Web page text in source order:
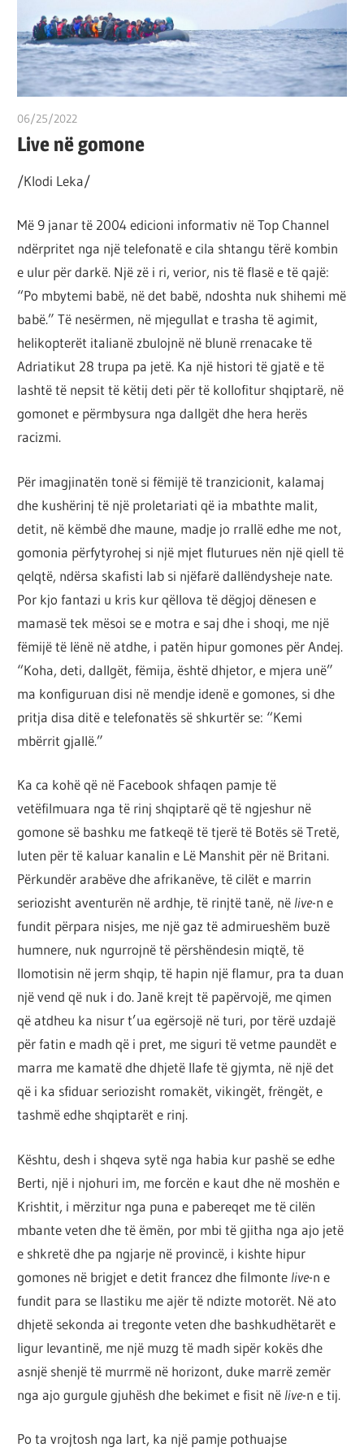
çështja
është
që
shndërrosh
atë.
06/25/2022
Live në gomone
/Klodi Leka/
Më 9 janar të 2004 edicioni informativ në Top Channel
ndërpritet nga një telefonatë e cila shtangu tërë kombin
e ulur për darkë. Një zë i ri, verior, nis të flasë e të qajë:
“Po mbytemi babë, në det babë, ndoshta nuk shihemi më
babë.” Të nesërmen, në mjegullat e trasha të agimit,
helikopterët italianë zbulojnë në blunë rrenacake të
Adriatikut 28 trupa pa jetë. Ka një histori të gjatë e të
lashtë të nepsit të këtij deti për të kollofitur shqiptarë, në
gomonet e përmbysura nga dallgët dhe hera herës
racizmi.
Për imagjinatën tonë si fëmijë të tranzicionit, kalamaj
dhe kushërinj të një proletariati që ia mbathte malit,
detit, në këmbë dhe maune, madje jo rrallë edhe me not,
gomonia përfytyrohej si një mjet fluturues nën një qiell të
qelqtë, ndërsa skafisti lab si njëfarë dallëndysheje nate.
Por kjo fantazi u kris kur qëllova të dëgjoj dënesen e
mamasë tek mësoi se e motra e saj dhe i shoqi, me një
fëmijë të lënë në atdhe, i patën hipur gomones për Andej.
“Koha, deti, dallgët, fëmija, është dhjetor, e mjera unë”
ma konfiguruan disi në mendje idenë e gomones, si dhe
pritja disa ditë e telefonatës së shkurtër se: “Kemi
mbërrit gjallë.”
Ka ca kohë që në Facebook shfaqen pamje të
vetëfilmuara nga të rinj shqiptarë që të ngjeshur në
gomone së bashku me fatkeqë të tjerë të Botës së Tretë,
luten për të kaluar kanalin e Lë Manshit për në Britani.
Përkundër arabëve dhe afrikanëve, të cilët e marrin
seriozisht aventurën në ardhje, të rinjtë tanë, në live-n e
fundit përpara nisjes, me një gaz të admirueshëm buzë
humnere, nuk ngurrojnë të përshëndesin miqtë, të
llomotisin në jerm shqip, të hapin një flamur, pra ta duan
një vend që nuk i do. Janë krejt të papërvojë, me qimen
që atdheu ka nisur t’ua egërsojë në turi, por tërë uzdajë
për fatin e madh që i pret, me siguri të vetme paundët e
marra me kamatë dhe dhjetë llafe të gjymta, në një det
që i ka sfiduar seriozisht romakët, vikingët, frëngët, e
tashmë edhe shqiptarët e rinj.
Kështu, desh i shqeva sytë nga habia kur pashë se edhe
Berti, një i njohuri im, me forcën e kaut dhe në moshën e
Krishtit, i mërzitur nga puna e pabereqet me të cilën
mbante veten dhe të ëmën, por mbi të gjitha nga ajo jetë
e shkretë dhe pa ngjarje në provincë, i kishte hipur
gomones në brigjet e detit francez dhe filmonte live-n e
fundit para se llastiku me ajër të ndizte motorët. Në ato
dhjetë sekonda ai tregonte veten dhe bashkudhëtarët e
ligur levantinë, me një muzg të madh sipër kokës dhe
asnjë shenjë të murrmë në horizont, duke marrë zemër
nga ajo gurgule gjuhësh dhe bekimet e fisit në live-n e tij.
Po ta vrojtosh nga lart, ka një pamje pothuajse